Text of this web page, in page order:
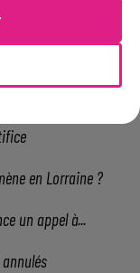
l’éclipse
à la recherche de...
Nice
en Lorraine ?
un appel à...